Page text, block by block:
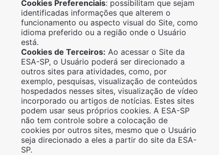
Cookies Preferenciais: possibilitam que sejam
identificadas informações que alterem o
funcionamento ou aspecto visual do Site, como
idioma preferido ou a região onde o Usuário
está.
Cookies de Terceiros: Ao acessar o Site da
ESA-SP, o Usuário poderá ser direcionado a
outros sites para atividades, como, por
exemplo, pesquisas, visualização de conteúdos
hospedados nesses sites, visualização de vídeo
incorporado ou artigos de notícias. Estes sites
podem usar seus próprios cookies. A ESA-SP
não tem controle sobre a colocação de
cookies por outros sites, mesmo que o Usuário
seja direcionado a eles a partir do site da ESA-
SP.